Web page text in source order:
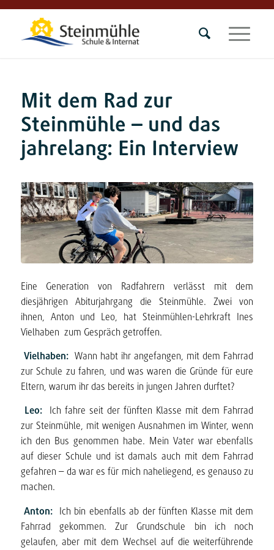
Mit dem Rad zur
Steinmühle – und das
jahrelang: Ein Interview
Eine Generation von Radfahrern verlässt mit dem
diesjährigen Abiturjahrgang die Steinmühle. Zwei von
ihnen, Anton und Leo, hat Steinmühlen-Lehrkraft Ines
Vielhaben zum Gespräch getroffen.
Vielhaben: Wann habt ihr angefangen, mit dem Fahrrad
zur Schule zu fahren, und was waren die Gründe für eure
Eltern, warum ihr das bereits in jungen Jahren durftet?
Leo:
Ich fahre seit der fünften Klasse mit dem Fahrrad
zur Steinmühle, mit wenigen Ausnahmen im Winter, wenn
ich den Bus genommen habe. Mein Vater war ebenfalls
auf dieser Schule und ist damals auch mit dem Fahrrad
gefahren – da war es für mich naheliegend, es genauso zu
machen.
Anton: Ich bin ebenfalls ab der fünften Klasse mit dem
Fahrrad gekommen. Zur Grundschule bin ich noch
gelaufen, aber mit dem Wechsel auf die weiterführende